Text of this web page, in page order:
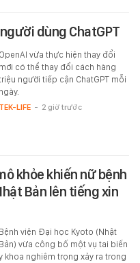
dùng ChatGPT
OpenAI vừa thực hiện thay đổi
mới có thể thay đổi cách hàng
người tiếp cận ChatGPT mỗi
ngày.
TEK-LIFE - 2 giờ trước
khỏe khiến nữ bệnh
Bản lên tiếng xin
Bệnh viện Đại học Kyoto (Nhật
Bản) vừa công bố một vụ tai biến
khoa nghiêm trọng xảy ra trong